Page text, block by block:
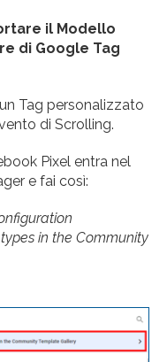
il Modello
di Google Tag
Tag personalizzato
di Scrolling.
Pixel entra nel
e fai così:
in the Community